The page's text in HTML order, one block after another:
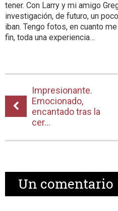
tener. Con Larry y mi amigo
investigación, de futuro, un
iban. Tengo fotos, en cuanto
fin, toda una experiencia…
Impresionante.
Emocionado,
encantado tras la
cer...
Un comentario